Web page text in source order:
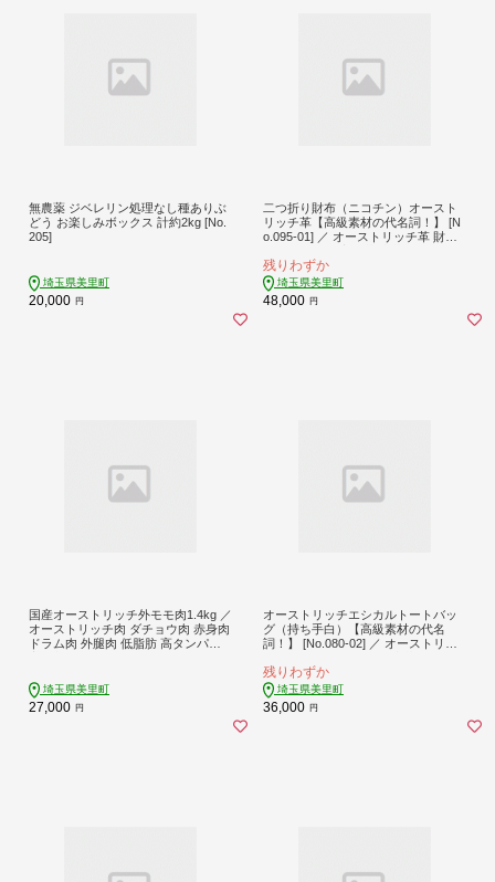
無農薬 ジベレリン処理なし種ありぶ
どう お楽しみボックス 計約2kg [No.
205]
埼玉県美里町
20,000 円
二つ折り財布（ニコチン）オースト
リッチ革【高級素材の代名詞！】 [N
o.095-01] ／ オーストリッチ革 財布
ズ財布 レディース財布 手作り財布
日本製財布 軽量革 上品財布 エコレ
ザー 高級素材 ギフト用財布 革小物
埼玉県
残りわずか
埼玉県美里町
48,000 円
国産オーストリッチ外モモ肉1.4kg ／
オーストリッチ肉 ダチョウ肉 赤身肉
ドラム肉 外腿肉 低脂肪 高タンパク
アステーキ 埼玉県 特産 [No.235]
埼玉県美里町
27,000 円
オーストリッチエシカルトートバッ
グ（持ち手白）【高級素材の代名
詞！】 [No.080-02] ／ オーストリッ
レザートート 軽量バッグ 大容量バッ
グ エコレザー 高級レザー レディー
スバッグ 本革トート ショッピングバ
ッグ カジュアルバッグ 上品バッグ
残りわずか
埼玉県美里町
36,000 円